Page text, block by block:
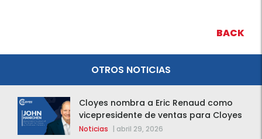
BACK
OTROS NOTICIAS
Cloyes nombra a Eric Renaud como
vicepresidente de ventas para Cloyes
y Rotomaster
Noticias | abril 29, 2026